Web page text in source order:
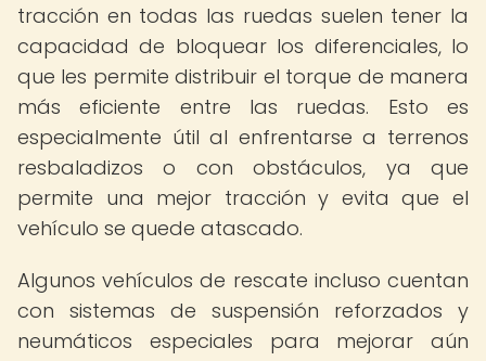
tracción en todas las ruedas suelen tener la
capacidad de bloquear los diferenciales, lo
que les permite distribuir el torque de manera
más eficiente entre las ruedas. Esto es
especialmente útil al enfrentarse a terrenos
resbaladizos o con obstáculos, ya que
permite una mejor tracción y evita que el
vehículo se quede atascado.
Algunos vehículos de rescate incluso cuentan
con sistemas de suspensión reforzados y
neumáticos especiales para mejorar aún